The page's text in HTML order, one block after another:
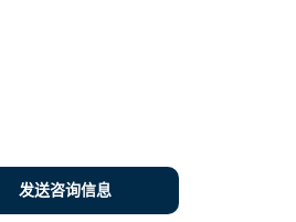
发送咨询信息